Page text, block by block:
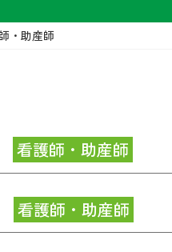
・助産師
看護師・助産師
看護師・助産師